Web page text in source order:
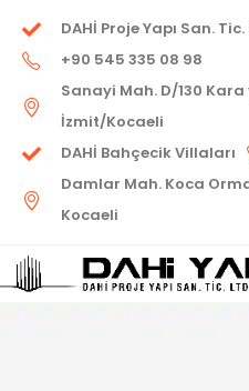
DAHİ Proje Yapı San.
+90 545 335 08 98
Sanayi Mah. D/130 Kara
İzmit/Kocaeli
DAHİ Bahçecik Villaları
Damlar Mah. Koca
Kocaeli